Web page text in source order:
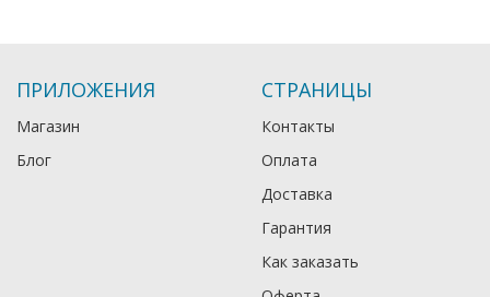
ПРИЛОЖЕНИЯ
Магазин
Блог
СТРАНИЦЫ
Контакты
Оплата
Доставка
Гарантия
Как заказать